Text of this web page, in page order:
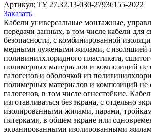
Артикул: ТУ 27.32.13-030-27936155-2022
Заказать
Кабели универсальные монтажные,
передачи данных, в том числе кабели для
безопасности, с комбинированной
медными лужеными жилами, с изоляцией
поливинилхлоридного пластиката,
полимерных материалов и композиций не
галогенов и оболочкой из
полимерных материалов и композиций не
галогенов, в том числе огнестойкие.
изготавливаться без экрана, с отдельно
изолированными жилами, парами,
пятерками, в общем экране или
экранированными изолированными